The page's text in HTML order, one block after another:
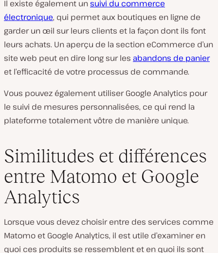
Il existe également unsuivi du commerce
électronique, qui permet aux boutiques en ligne de
garder un œil sur leurs clients et la façon dont ils font
leurs achats. Un aperçu de la section eCommerce d’un
site web peut en dire long sur les abandons de panier
et l’efficacité de votre processus de commande.
Vous pouvez également utiliser Google Analytics pour
le suivi de mesures personnalisées, ce qui rend la
plateforme totalement vôtre de manière unique.
Similitudes et différences
entre Matomo et Google
Analytics
Lorsque vous devez choisir entre des services comme
Matomo et Google Analytics, il est utile d’examiner en
quoi ces produits se ressemblent et en quoi ils sont